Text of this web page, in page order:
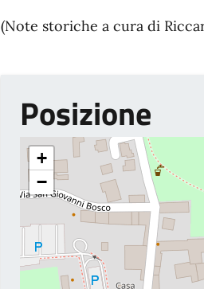
(Note storiche a cura di
Posizione
+
−